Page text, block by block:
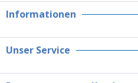
Informationen
Unser Service